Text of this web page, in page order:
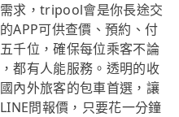
求，tripool會是你長途交
APP可供查價、預約、付
千位，確保每位乘客不論
都有人能服務。透明的收
內外旅客的包車首選，讓
問報價，只要花一分鐘